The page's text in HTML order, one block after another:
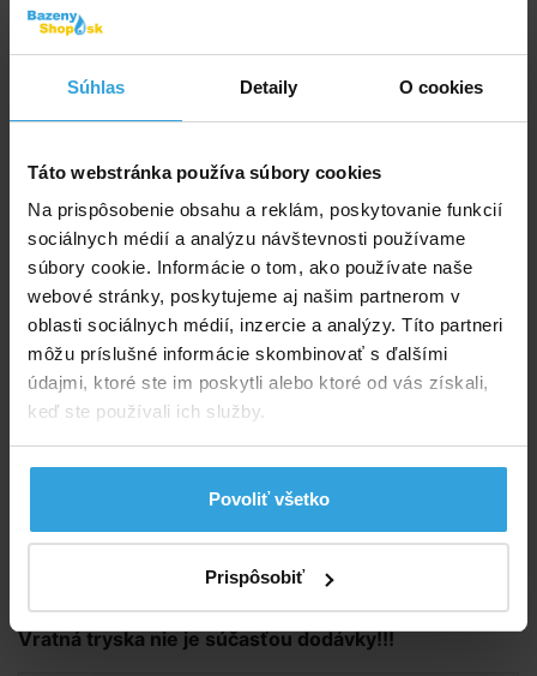
Súhlas Detaily O cookies
Táto webstránka používa súbory cookies
Na prispôsobenie obsahu a reklám, poskytovanie funkcií
sociálnych médií a analýzu návštevnosti používame
súbory cookie. Informácie o tom, ako používate naše
webové stránky, poskytujeme aj našim partnerom v
oblasti sociálnych médií, inzercie a analýzy. Títo partneri
môžu príslušné informácie skombinovať s ďalšími
údajmi, ktoré ste im poskytli alebo ktoré od vás získali,
keď ste používali ich služby.
Povoliť všetko
Prispôsobiť
zazimovaní bazéna a zamedzuje tak vniknutiu vody do
vplyvom mrazu.
E-shop: Skladom > 50 ks v stredu u vás
3,05 EUR bez DPH 3,75 EUR
Do košíka
Spýtajte sa predavača
pre vratnú trysku a pre trysku cirkulačnou plochou.
Vratná tryska nie je súčasťou dodávky!!!